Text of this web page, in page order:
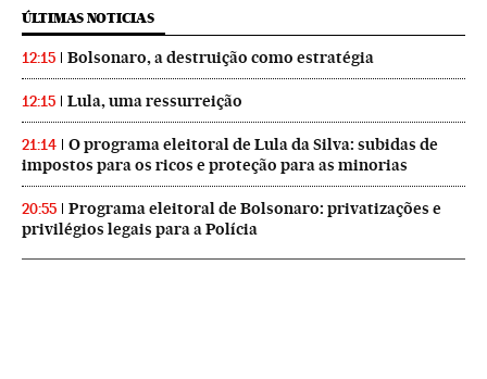
ÚLTIMAS NOTICIAS
12:15 Bolsonaro, a destruição como estratégia
12:15 Lula, uma ressurreição
21:14
O programa eleitoral de Lula da Silva: subidas de
impostos para os ricos e proteção para as minorias
20:55
Programa eleitoral de Bolsonaro: privatizações e
privilégios legais para a Polícia